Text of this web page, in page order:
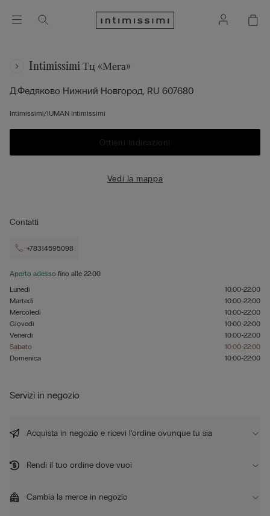
Intimissimi Тц «мега»
Д.федяково Нижний Новгород, RU 607680
Intimissimi/IUMAN Intimissimi
Ottieni indicazioni
Vedi la mappa
Contatti
+78314595098
Aperto adesso fino alle 22:00
Lunedì
10:00-22:00
Martedì
10:00-22:00
Mercoledì
10:00-22:00
Giovedì
10:00-22:00
Venerdì
10:00-22:00
Sabato
10:00-22:00
Domenica
10:00-22:00
Servizi in negozio
Acquista in negozio e ricevi l’ordine ovunque tu sia
Rendi il tuo ordine dove vuoi
Cambia la merce in negozio